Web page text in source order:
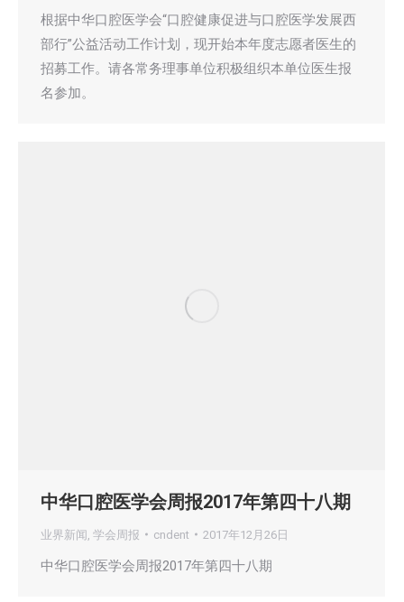
根据中华口腔医学会“口腔健康促进与口腔医学发展西
部行”公益活动工作计划，现开始本年度志愿者医生的
招募工作。请各常务理事单位积极组织本单位医生报
名参加。
中华口腔医学会周报2017年第四十八期
业界新闻 学会周报 cndent 2017年12月26日
中华口腔医学会周报2017年第四十八期